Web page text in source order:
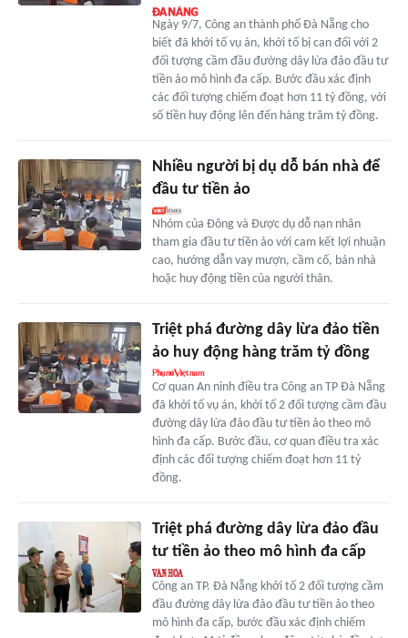
Ngày 9/7, Công an thành phố Đà Nẵng cho
biết đã khởi tố vụ án, khởi tố bị can đối với 2
đối tượng cầm đầu đường dây lừa đảo đầu tư
tiền ảo mô hình đa cấp. Bước đầu xác định
các đối tượng chiếm đoạt hơn 11 tỷ đồng, với
số tiền huy động lên đến hàng trăm tỷ đồng.
Nhiều người bị dụ dỗ bán nhà để
đầu tư tiền ảo
Nhóm của Đông và Được dụ dỗ nạn nhân
tham gia đầu tư tiền ảo với cam kết lợi nhuận
cao, hướng dẫn vay mượn, cầm cố, bán nhà
hoặc huy động tiền của người thân.
Triệt phá đường dây lừa đảo tiền
ảo huy động hàng trăm tỷ đồng
Cơ quan An ninh điều tra Công an TP Đà Nẵng
đã khởi tố vụ án, khởi tố 2 đối tượng cầm đầu
đường dây lừa đảo đầu tư tiền ảo theo mô
hình đa cấp. Bước đầu, cơ quan điều tra xác
định các đối tượng chiếm đoạt hơn 11 tỷ
đồng.
Triệt phá đường dây lừa đảo đầu
tư tiền ảo theo mô hình đa cấp
Công an TP. Đà Nẵng khởi tố 2 đối tượng cầm
đầu đường dây lừa đảo đầu tư tiền ảo theo
mô hình đa cấp, bước đầu xác định chiếm